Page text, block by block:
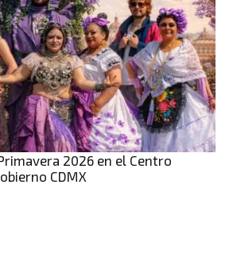
2026 en el Centro
CDMX